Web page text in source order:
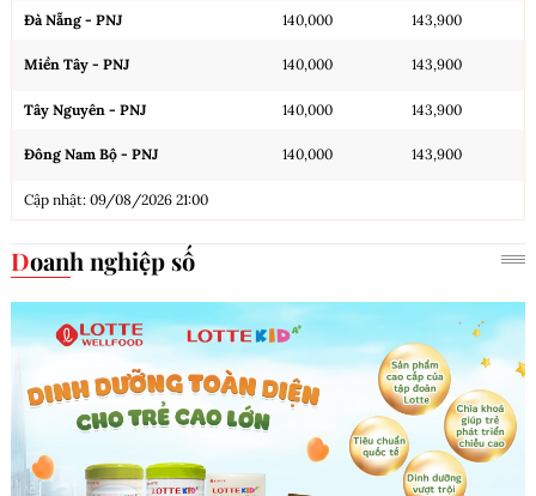
Đà Nẵng - PNJ 140,000 143,900
Miền Tây - PNJ 140,000 143,900
Tây Nguyên - PNJ 140,000 143,900
Đông Nam Bộ - PNJ 140,000 143,900
Cập nhật: 09/08/2026 21:00
Doanh nghiệp số